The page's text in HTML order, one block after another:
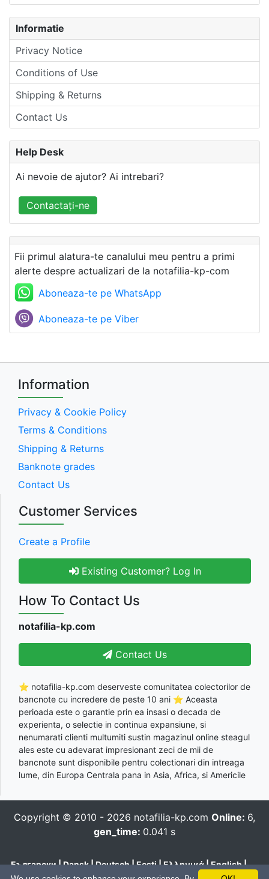
Informatie
Privacy Notice
Conditions of Use
Shipping & Returns
Contact Us
Help Desk
Ai nevoie de ajutor? Ai intrebari?
Contactați-ne
Fii primul alatura-te canalului meu pentru a primi
alerte despre actualizari de la notafilia-kp-com
Aboneaza-te pe WhatsApp
Aboneaza-te pe Viber
Information
Privacy & Cookie Policy
Terms & Conditions
Shipping & Returns
Banknote grades
Contact Us
Customer Services
Create a Profile
Existing Customer? Log In
How To Contact Us
notafilia-kp.com
Contact Us
⭐ notafilia-kp.com deserveste comunitatea colectorilor de
bancnote cu incredere de peste 10 ani ⭐ Aceasta
perioada este o garantie prin ea insasi o decada de
experienta, o selectie in continua expansiune, si
nenumarati clienti multumiti sustin magazinul online steagul
ales este cu adevarat impresionant zeci de mii de
bancnote sunt disponibile pentru colectionari din intreaga
lume, din Europa Centrala pana in Asia, Africa, si Americile
Copyright © 2010 - 2026 notafilia-kp.com Online: 6,
gen_time: 0.041 s
Български|Dansk|Deutsch|Eesti|Ελληνικά|English|
Español|Français|Hrvatski|Italiano|Latviešu Lietuvių